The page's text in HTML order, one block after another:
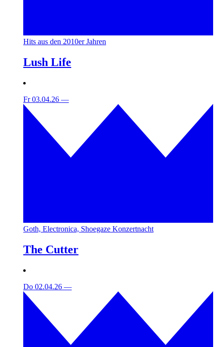
Hits aus den 2010er Jahren
Lush Life
Fr 03.04.26 —
Goth, Electronica, Shoegaze Konzertnacht
The Cutter
Do 02.04.26 —